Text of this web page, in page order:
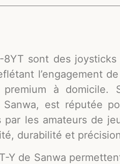
8YT sont des
l’engagement
premium à domicile.
est réputée
les amateurs de
durabilité et
Y de Sanwa